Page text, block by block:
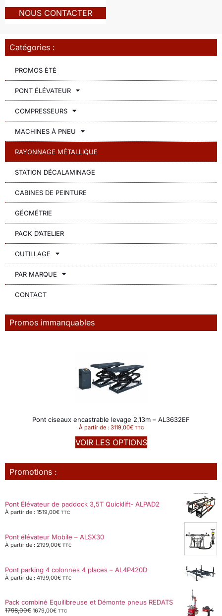
Catégories :
PROMOS ÉTÉ
PONT ÉLÉVATEUR
COMPRESSEURS
MACHINES À PNEU
RAYONNAGE MÉTALLIQUE
STATION DÉCALAMINAGE
CABINES DE PEINTURE
GÉOMÉTRIE
PACK D’ATELIER
OUTILLAGE
PAR MARQUE
CONTACT
Promos immanquables
Pont ciseaux encastrable levage 2,13m – AL3632EF
À partir de : 3119,00€ TTC
VOIR LES OPTIONS
Promotions :
Pont Élévateur de paddock 3,5T Quicklift- ALPAD2
À partir de : 1519,00€ TTC
Pont élévateur Mobile – ALSX30
À partir de : 2199,00€ TTC
Pont parking 4 colonnes 4 places – AL4P420D
À partir de : 4199,00€ TTC
Pack combiné Equilibreuse et Démonte pneus REDATS
1798,00€ 1679,00€ TTC
NOUS CONTACTER